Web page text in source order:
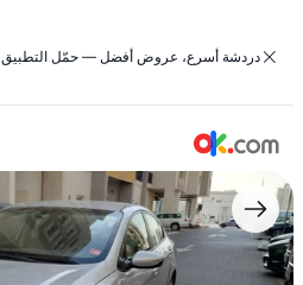
‏دردشة أسرع، عروض أفضل — حمّل التطبيق
16,000
درهم
للبيع
كيا
سيراتو
موديل